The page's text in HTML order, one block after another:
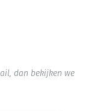
dan bekijken we